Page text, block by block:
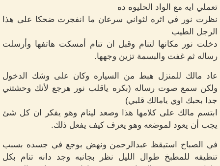
تعملي ايه مع الواد الحليوه ده
نظرت نور في اثره لثواني سرعان ما انفجرت ضحكا على هذا
الرجل الطيب
دخلت نور مكانها لتنام وقبل ان تنام أمسكت هاتفها وأرسلت
رساله ثم غفت والبسمة تزين وجهها.
عاد مالك للمنزل هبط من السياره وكان على وشك الدخول
ولكن سمع صوت رساله (بكره ياقلب نور هرجع لأنك وحشتني
جدا بحبك اوي يامالك قلبي)
ابتسم مالك على كلامها هذا وصعد لينام وهو يفكر ان كل شئ
يجب أن يعود لموضعه وهو يعرف كيف يفعل ذلك.
في الصباح استيقظ عبدالرحمن ونهض بوجع في جسده بسبب
تنظيفه للمطبخ طوال الليل نظر بجانبه وجد دانه تنام بكل